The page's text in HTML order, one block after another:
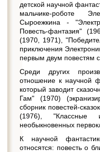
детской научной
мальчике-роботе
Сыроежкина -
Повесть-фантазия"
(1970, 1971),
приключения
первым двум повестям
Среди других
отношение к научной
который заводит
Гам" (1970)
сборник повестей-
(1976), "Классные
необыкновенных
К научной
относятся: повесть о